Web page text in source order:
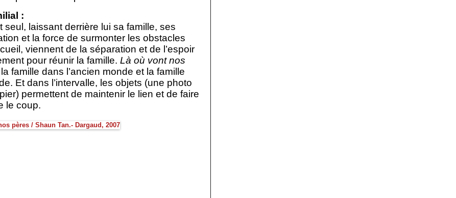
:
seul, laissant derrière lui sa famille, ses
et la force de surmonter les obstacles
viennent de la séparation et de l’espoir
pour réunir la famille. Là où vont nos
famille dans l’ancien monde et la famille
Et dans l’intervalle, les objets (une photo
permettent de maintenir le lien et de faire
le coup.